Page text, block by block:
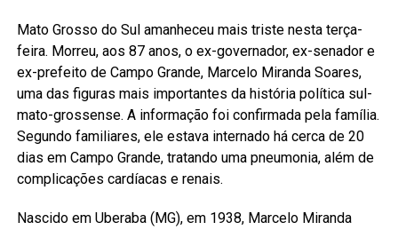
Mato Grosso do Sul amanheceu mais triste nesta terça-
feira. Morreu, aos 87 anos, o ex-governador, ex-senador e
ex-prefeito de Campo Grande, Marcelo Miranda Soares,
uma das figuras mais importantes da história política sul-
mato-grossense. A informação foi confirmada pela família.
Segundo familiares, ele estava internado há cerca de 20
dias em Campo Grande, tratando uma pneumonia, além de
complicações cardíacas e renais.
Nascido em Uberaba (MG), em 1938, Marcelo Miranda